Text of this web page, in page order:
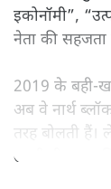
बजट पेश करने
लेकिन उसके
नएपन के सिर्फ़